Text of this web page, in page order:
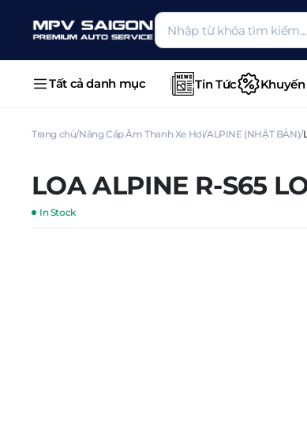
Tất cả danh mục Tin Tức
Trang chủ Nâng Cấp Âm Thanh Xe Hơi ALPINE (NHẬT BẢN)
LOA ALPINE R-S65
In Stock